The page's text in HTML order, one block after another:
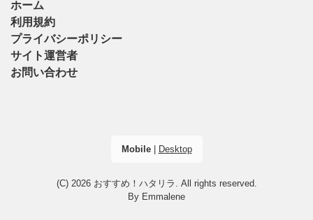
ホーム
利用規約
プライバシーポリシー
サイト運営者
お問い合わせ
Mobile| Desktop
(C) 2026 おすすめ！ハタリラ . All rights reserved.
By Emmalene